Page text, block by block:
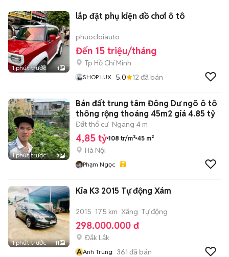
1 phút trước 1
lắp đặt phụ kiện đồ chơi ô tô
phuocloiauto
Đến 15 triệu/tháng
Tp Hồ Chí Minh
SHOP LUX 5.0 12 đã bán
1 phút trước 3
Bán đất trung tâm Đông Dư ngõ ô tô
thông rộng thoáng 45m2 giá 4.85 tỷ
Đất thổ cư Ngang 4 m
4,85 tỷ 108 tr/m² 45 m²
Hà Nội
Phạm Ngọc
1 phút trước 11
Kia K3 2015 Tự động Xám
2015 175 km Xăng Tự động
298.000.000 đ
Đắk Lắk
AAnh Trung 361 đã bán